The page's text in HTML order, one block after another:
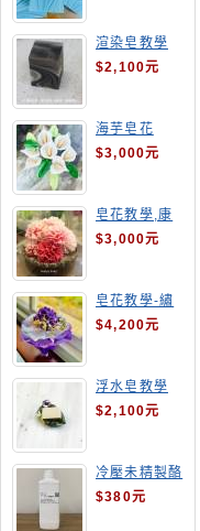
渲染皂教學
$2,100元
海芋皂花
$3,000元
皂花教學,康
乃馨
$3,000元
皂花教學-繡
球花皂花束
$4,200元
浮水皂教學
$2,100元
冷壓未精製酪
梨油
$380元